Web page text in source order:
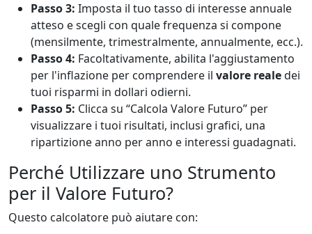
Passo 3: Imposta il tuo tasso di interesse annuale
atteso e scegli con quale frequenza si compone
(mensilmente, trimestralmente, annualmente, ecc.).
Passo 4: Facoltativamente, abilita l'aggiustamento
per l'inflazione per comprendere il valore realedei
tuoi risparmi in dollari odierni.
Passo 5: Clicca su “Calcola Valore Futuro” per
visualizzare i tuoi risultati, inclusi grafici, una
ripartizione anno per anno e interessi guadagnati.
Perché Utilizzare uno Strumento
per il Valore Futuro?
Questo calcolatore può aiutare con: